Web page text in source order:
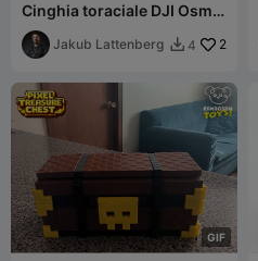
Cinghia toraciale DJI Osmo
Nano
Jakub Lattenberg  4 2
GIF